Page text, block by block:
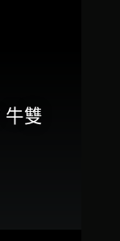
雙